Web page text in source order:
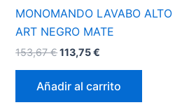
MONOMANDO LAVABO ALTO
ART NEGRO MATE
153,67€113,75€
Añadir al carrito